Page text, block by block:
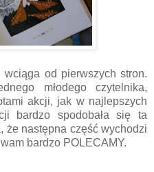
od pierwszych stron.
młodego czytelnika,
akcji, jak w najlepszych
bardzo spodobała się ta
że następna część wychodzi
bardzo POLECAMY.